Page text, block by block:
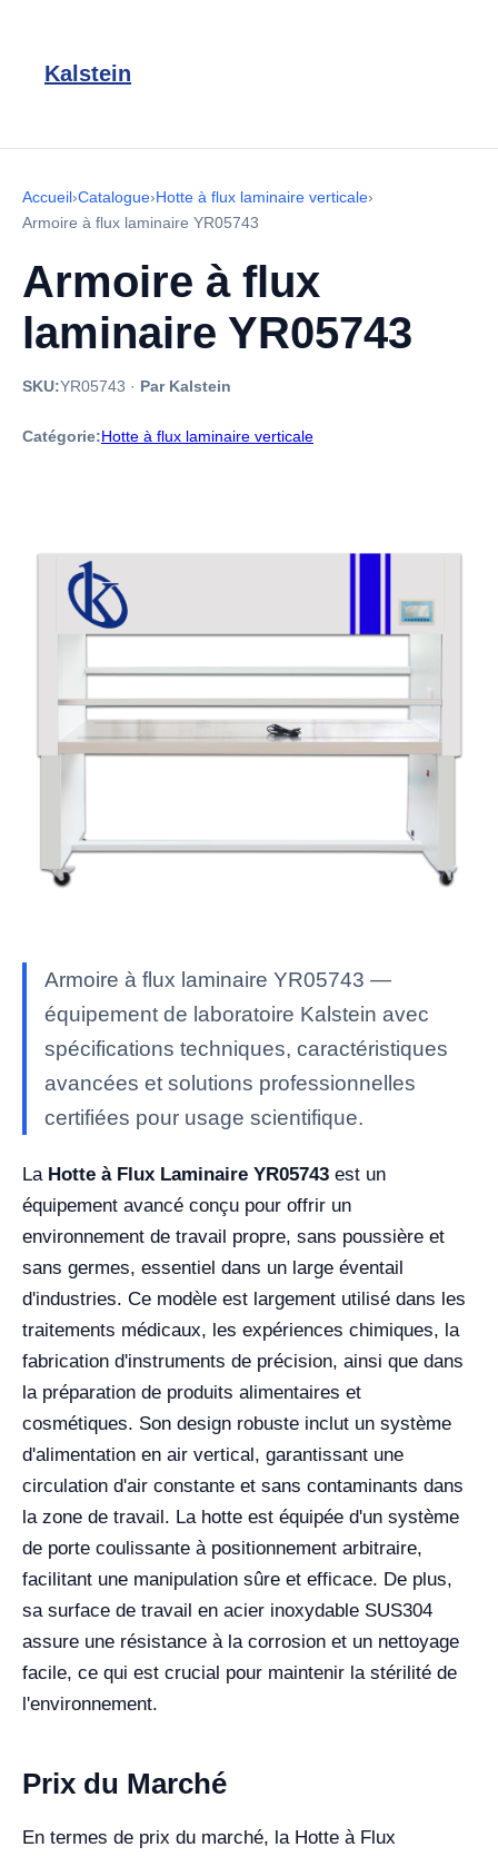
Kalstein
Accueil›Catalogue›Hotte à flux laminaire verticale›
Armoire à flux laminaire YR05743
Armoire à flux
laminaire YR05743
SKU:YR05743 · Par Kalstein
Catégorie:Hotte à flux laminaire verticale
Armoire à flux laminaire YR05743 —
équipement de laboratoire Kalstein avec
spécifications techniques, caractéristiques
avancées et solutions professionnelles
certifiées pour usage scientifique.
La Hotte à Flux Laminaire YR05743 est un
équipement avancé conçu pour offrir un
environnement de travail propre, sans poussière et
sans germes, essentiel dans un large éventail
d'industries. Ce modèle est largement utilisé dans les
traitements médicaux, les expériences chimiques, la
fabrication d'instruments de précision, ainsi que dans
la préparation de produits alimentaires et
cosmétiques. Son design robuste inclut un système
d'alimentation en air vertical, garantissant une
circulation d'air constante et sans contaminants dans
la zone de travail. La hotte est équipée d'un système
de porte coulissante à positionnement arbitraire,
facilitant une manipulation sûre et efficace. De plus,
sa surface de travail en acier inoxydable SUS304
assure une résistance à la corrosion et un nettoyage
facile, ce qui est crucial pour maintenir la stérilité de
l'environnement.
Prix du Marché
En termes de prix du marché, la Hotte à Flux